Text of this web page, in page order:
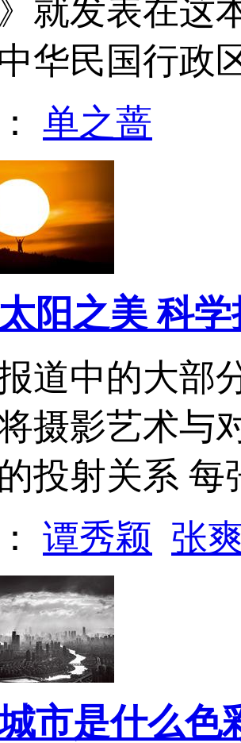
就发表在这
华民国行
单之蔷
阳之美 科
道中的大部
摄影艺术与
投射关系 每
谭秀颖 张
市是什么色